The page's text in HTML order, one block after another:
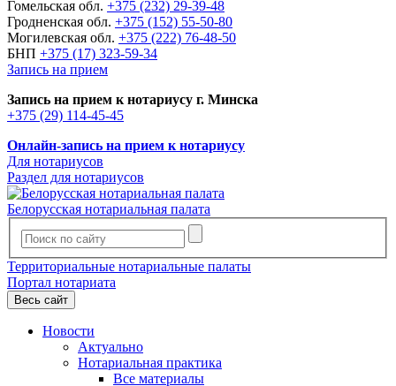
Гомельская обл. +375 (232) 29-39-48
Гродненская обл. +375 (152) 55-50-80
Могилевская обл. +375 (222) 76-48-50
БНП +375 (17) 323-59-34
Запись на прием
Запись на прием к нотариусу г. Минска
+375 (29) 114-45-45
Онлайн-запись на прием к нотариусу
Для нотариусов
Раздел для нотариусов
Белорусская нотариальная палата
Территориальные нотариальные палаты
Портал нотариата
Весь сайт
Новости
Актуально
Нотариальная практика
Все материалы